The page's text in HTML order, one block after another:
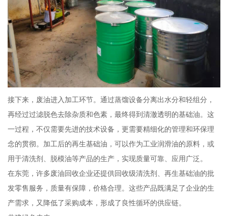
接下来，废油进入加工环节。通过蒸馏设备分离出水分和轻组分，
再经过过滤脱色去除杂质和色素，最终得到清澈透明的基础油。这
一过程，不仅需要先进的技术设备，更需要精细化的管理和环保理
念的贯彻。加工后的再生基础油，可以作为工业润滑油的原料，或
用于清洗剂、脱模油等产品的生产，实现质量可靠、应用广泛。
在东莞，许多废油回收企业还提供回收级清洗剂、再生基础油的批
发零售服务，质量有保障，价格合理。这些产品既满足了企业的生
产需求，又降低了采购成本，形成了良性循环的供应链。